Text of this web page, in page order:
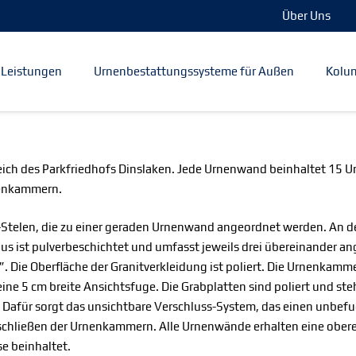
Über Uns
Leistungen Urnenbestattungssysteme für Außen
des Parkfriedhofs Dinslaken. Jede Urnenwand beinhaltet 15
die zu einer geraden Urnenwand angeordnet werden. An
ist pulverbeschichtet und umfasst jeweils drei übereinander
Die Oberfläche der Granitverkleidung ist poliert. Die
5 cm breite Ansichtsfuge. Die Grabplatten sind poliert und
sorgt das unsichtbare Verschluss-System, das einen
der Urnenkammern. Alle Urnenwände erhalten eine
beinhaltet.